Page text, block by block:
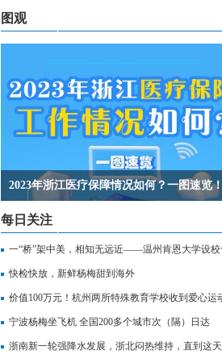
至无声世界
图观
2023年浙江医疗保障情况如何？一图速览！
每日关注
一“桥”架中美，相知无远近——温州肯恩大学设校
记
快检快放，新鲜杨梅甜到海外
价值100万元！杭州两所特殊教育学校收到爱心运
备
宁波杨梅坐飞机 全国200多个城市次（隔）日达
浙南新一轮强降水发展，浙北闷热维持，直到这